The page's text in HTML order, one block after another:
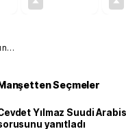
Seçmeler
Yılmaz Suudi
yanıtladı